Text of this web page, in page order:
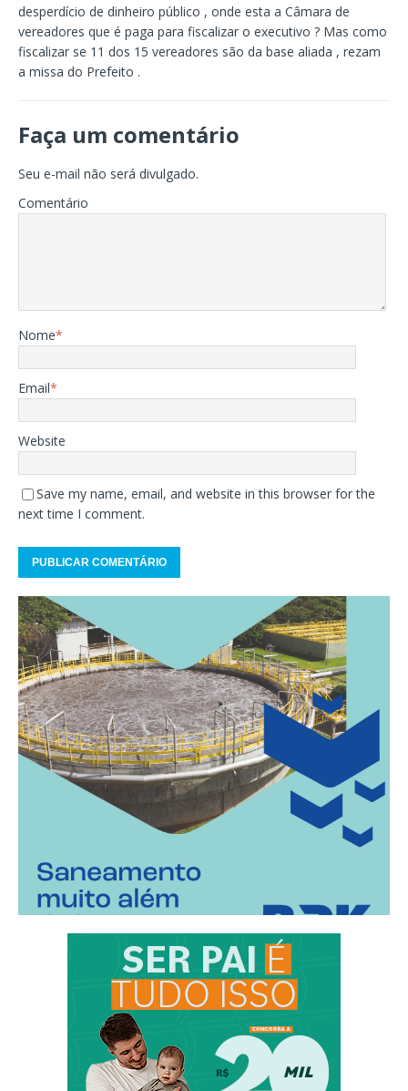
desperdício de dinheiro público , onde esta a Câmara de
vereadores que é paga para fiscalizar o executivo ? Mas como
fiscalizar se 11 dos 15 vereadores são da base aliada , rezam
a missa do Prefeito .
Faça um comentário
Seu e-mail não será divulgado.
Comentário
Nome*
Email*
Website
Save my name, email, and website in this browser for the
next time I comment.